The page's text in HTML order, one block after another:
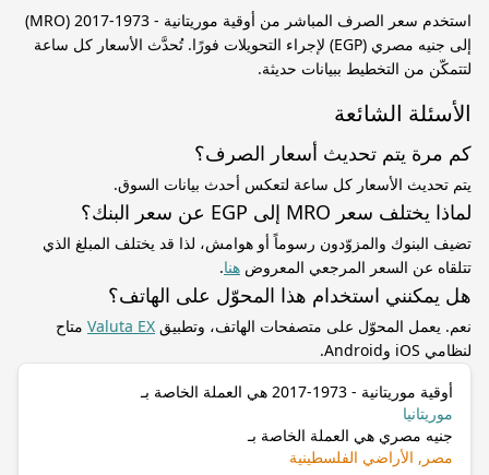
استخدم سعر الصرف المباشر من أوقية موريتانية - 1973-2017 (MRO)
إلى جنيه مصري (EGP) لإجراء التحويلات فورًا. تُحدَّث الأسعار كل ساعة
لتتمكّن من التخطيط ببيانات حديثة.
الأسئلة الشائعة
كم مرة يتم تحديث أسعار الصرف؟
يتم تحديث الأسعار كل ساعة لتعكس أحدث بيانات السوق.
لماذا يختلف سعر MRO إلى EGP عن سعر البنك؟
تضيف البنوك والمزوّدون رسوماً أو هوامش، لذا قد يختلف المبلغ الذي
تتلقاه عن السعر المرجعي المعروض هنا.
هل يمكنني استخدام هذا المحوّل على الهاتف؟
نعم. يعمل المحوّل على متصفحات الهاتف، وتطبيق Valuta EX متاح
لنظامي iOS وAndroid.
أوقية موريتانية - 1973-2017 هي العملة الخاصة بـ
موريتانيا
جنيه مصري هي العملة الخاصة بـ
مصر, الأراضي الفلسطينية